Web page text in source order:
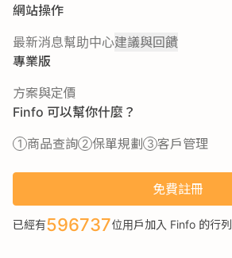
網站操作
最新消息幫助中心建議與回饋
專業版
方案與定價
Finfo 可以幫你什麼？
商品查詢
保單規劃 客戶管理
免費註冊
已經有596737位用戶加入 Finfo 的行列